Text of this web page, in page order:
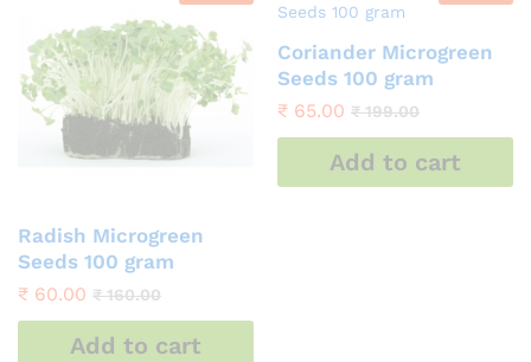
Radish Microgreen
Seeds 100 gram
₹ 60.00 ₹160.00
Add to cart
Coriander Microgreen
Seeds 100 gram
₹ 65.00 ₹199.00
Add to cart